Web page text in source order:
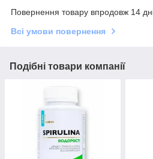
Повернення товару впродовж 14
Всі умови повернення
Подібні товари компанії